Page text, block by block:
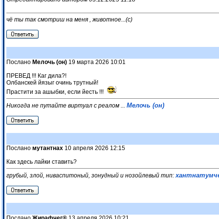
чё ты так смотриш на меня , животное...(с)
Послано Мелочь (он) 19 марта 2026 10:01
ПРЕВЕД !!! Каг дила?!
Олбанскей йязыг очинь трутный!
Прастити за ашыбки, если йесть !!!
Никогда не путайте виртуал с реалом ... Мелочь (он)
Послано мутантнах 10 апреля 2026 12:15
Как здесь лайки ставить?
грубый, злой, ниваспитоный, зонудный и нозойлевый тип: